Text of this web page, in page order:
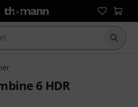
Suche
6 HDR
5 Sternen aus 1 Kundenbewertungen